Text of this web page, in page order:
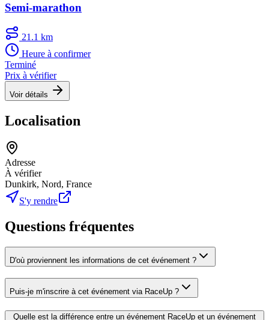
Semi-marathon
21.1 km
Heure à confirmer
Terminé
Prix à vérifier
Voir détails
Localisation
Adresse
À vérifier
Dunkirk, Nord, France
S'y rendre
Questions fréquentes
D'où proviennent les informations de cet événement ?
Puis-je m'inscrire à cet événement via RaceUp ?
Quelle est la différence entre un événement RaceUp et un événement